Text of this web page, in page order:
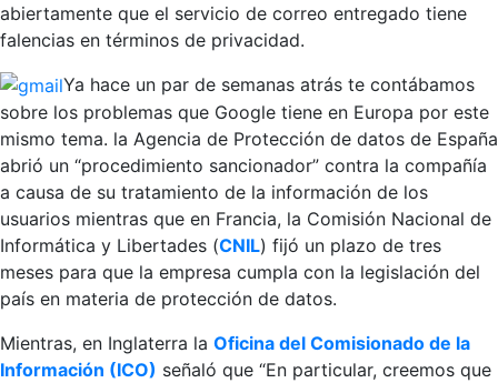
abiertamente que el servicio de correo entregado tiene
falencias en términos de privacidad.
Ya hace un par de semanas atrás te contábamos
sobre los problemas que Google tiene en Europa por este
mismo tema. la Agencia de Protección de datos de España
abrió un “procedimiento sancionador” contra la compañía
a causa de su tratamiento de la información de los
usuarios mientras que en Francia, la Comisión Nacional de
Informática y Libertades (CNIL) fijó un plazo de tres
meses para que la empresa cumpla con la legislación del
país en materia de protección de datos.
Mientras, en Inglaterra la Oficina del Comisionado de la
Información (ICO) señaló que “En particular, creemos que